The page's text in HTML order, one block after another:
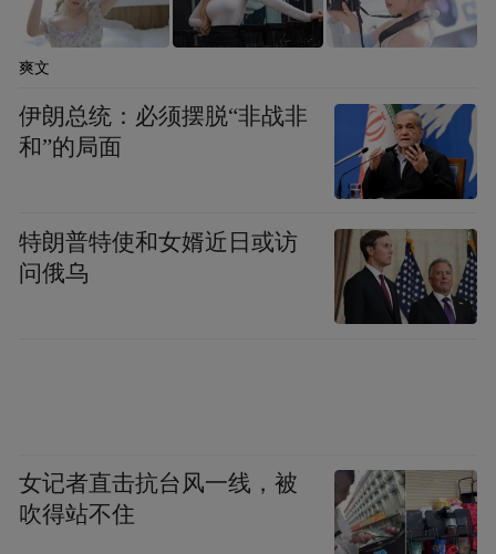
章。
童为服务对象，通过组织系统的合唱训练，
着力挖掘女童的声乐潜能；通过开展专业的
教师培训，推进先进音乐教育理念和教学方
法在实践中的运用，为孩子们的音乐梦想插
上理想的翅膀。截止目前，中国儿基会携手
一汽奥迪已在全国18个省（区、市）成立了
团实际，凝聚各方力量，将优质的教育资源
持续输送到乡村学校，送进每个音乐课堂，
爽文
伊朗总统：必须摆脱“非战非
和”的局面
特朗普特使和女婿近日或访
问俄乌
女记者直击抗台风一线，被
吹得站不住